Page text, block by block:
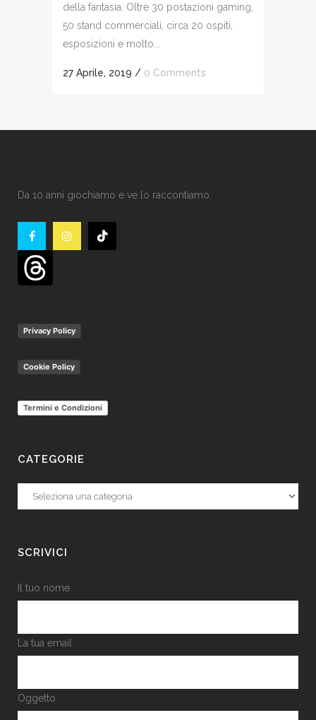
della fantasia. Oltre 30 postazioni gaming,
50 stand commerciali, circa 20 ospiti,
esposizioni e molto...
27 Aprile, 2019 / 0 Comments
Da 10 anni giochiamo e ve lo raccontiamo.
Privacy Policy
Cookie Policy
Termini e Condizioni
CATEGORIE
Categorie
SCRIVICI
Il tuo nome
La tua email
Oggetto